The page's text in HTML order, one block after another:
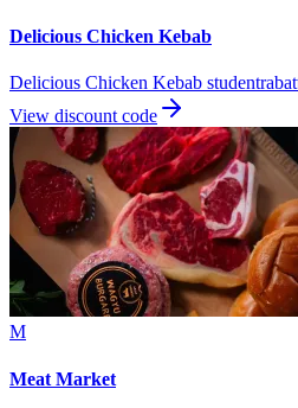
Delicious Chicken Kebab
Delicious Chicken Kebab
View discount code
M
Meat Market